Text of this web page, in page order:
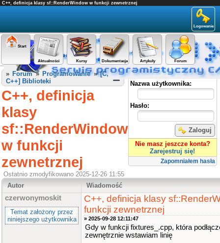
C++, definicja klasy sf::RenderWindow w funkcji zewnetrznej
Logowanie
Start
Aktualności Kursy Dokumentacja Artykuły Forum
Panel użytkownika
Nazwa użytkownika:
Hasło:
Zaloguj
Nie masz jeszcze konta?
Zarejestruj się!
Zapomniałem hasła
» Forum» Programowanie»[C,
C++] Biblioteki
C++, definicja
klasy
sf::RenderWindow
w funkcji
zewnetrznej
Ostatnio zmodyfikowano 2025-12-26 11:55
Autor
Wiadomość
czerwonymoskit
Temat założony przez
niniejszego użytkownika
C++, definicja klasy
funkcji zewnetrznej
» 2025-09-28 12:11:47
Gdy w funkcji fixtures_.cpp, która
zewnętrznie wstawiam linię